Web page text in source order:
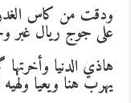
ودقت من كاس
على جوج ريال غبر
هاذي الدنيا
يهرب هنا ويعيا ولهيه